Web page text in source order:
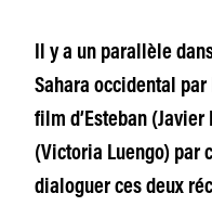
Il y a un parallèle
Sahara occidental par
film d’Esteban (Javier
(Victoria Luengo) par
dialoguer ces deux